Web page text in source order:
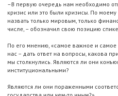
–В первую очередь нам необходимо
кризис или это были кризисы. По
назвать только мировым, только
числе, – обозначил свою позицию
По его мнению, «самое важное и самое
нас – дать ответ на вопросы, какова
мы столкнулись. Являются ли они
институциональными?
Являются ли они пораженными